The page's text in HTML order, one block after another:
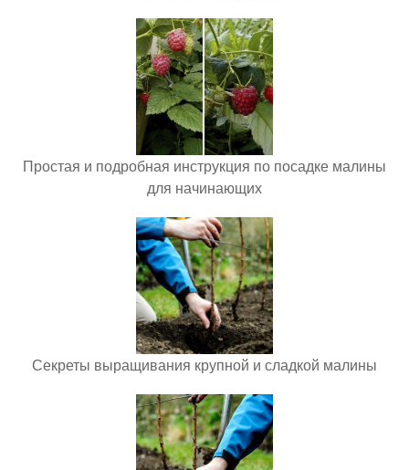
Простая и подробная инструкция по посадке малины
для начинающих
Секреты выращивания крупной и сладкой малины